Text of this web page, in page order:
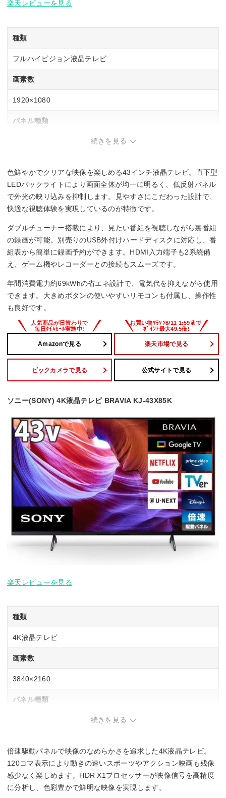
楽天レビューを見る
種類
フルハイビジョン液晶テレビ
画素数
1920×1080
パネル種類
直下型LEDバックライト
録画機能
–
重量
–
続きを見る
色鮮やかでクリアな映像を楽しめる43インチ液晶テレビ。直下型
LEDバックライトにより画面全体が均一に明るく、低反射パネル
で外光の映り込みを抑制します。見やすさにこだわった設計で、
快適な視聴体験を実現しているのが特徴です。
ダブルチューナー搭載により、見たい番組を視聴しながら裏番組
の録画が可能。別売りのUSB外付けハードディスクに対応し、番
組表から簡単に録画予約ができます。HDMI入力端子も2系統備
え、ゲーム機やレコーダーとの接続もスムーズです。
年間消費電力約69kWhの省エネ設計で、電気代を抑えながら使用
できます。大きめボタンの使いやすいリモコンも付属し、操作性
も良好です。
Amazonで見る 楽天市場で見る
ビックカメラで見る 公式サイトで見る
ソニー(SONY) 4K液晶テレビ BRAVIA KJ-43X85K
楽天レビューを見る
種類
4K液晶テレビ
画素数
3840×2160
パネル種類
LEDバックライト
録画機能
続きを見る
倍速駆動パネルで映像のなめらかさを追求した4K液晶テレビ。
120コマ表示により動きの速いスポーツやアクション映画も残像
感少なく楽しめます。HDR X1プロセッサーが映像信号を高精度
に分析し、色彩豊かで鮮明な映像を実現します。